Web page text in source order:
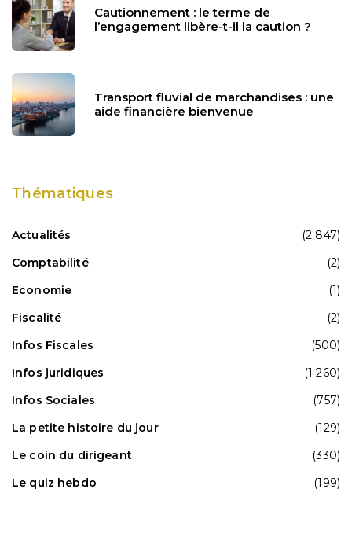
Cautionnement : le terme de
l’engagement libère-t-il la caution ?
Transport fluvial de marchandises : une
aide financière bienvenue
Thématiques
Actualités
(2 847)
Comptabilité
(2)
Economie
(1)
Fiscalité
(2)
Infos Fiscales
(500)
Infos juridiques
(1 260)
Infos Sociales
(757)
La petite histoire du jour
(129)
Le coin du dirigeant
(330)
Le quiz hebdo
(199)